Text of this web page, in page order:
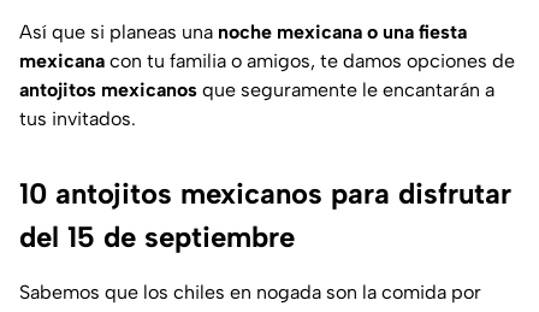
Así que si planeas una noche mexicana o una fiesta
mexicana con tu familia o amigos, te damos opciones de
antojitos mexicanos que seguramente le encantarán a
tus invitados.
10 antojitos mexicanos para disfrutar
del 15 de septiembre
Sabemos que los chiles en nogada son la comida por